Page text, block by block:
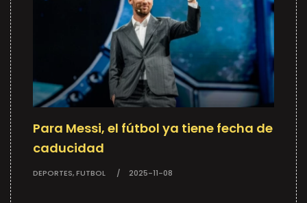
Para Messi, el fútbol ya tiene fecha de
caducidad
DEPORTES, FUTBOL 2025-11-08